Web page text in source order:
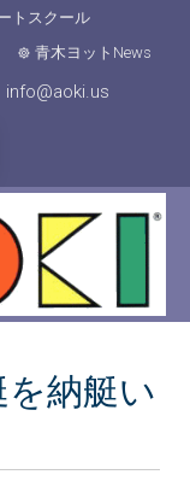
トスクール
青木ヨットNews
info@aoki.us
納艇い